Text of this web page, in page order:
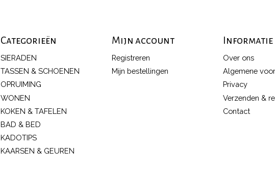
Categorieën
SIERADEN
TASSEN & SCHOENEN
OPRUIMING
WONEN
KOKEN & TAFELEN
BAD & BED
KADOTIPS
KAARSEN & GEUREN
Mijn account
Registreren
Mijn bestellingen
Informatie
Over ons
Algemene
Privacy
Verzenden &
Contact